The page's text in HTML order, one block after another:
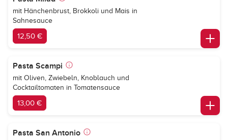
mit Hänchenbrust, Brokkoli und Mais in
Sahnesauce
12,50 €
Pasta Scampi
mit Oliven, Zwiebeln, Knoblauch und
Cocktailtomaten in Tomatensauce
13,00 €
Pasta San Antonio